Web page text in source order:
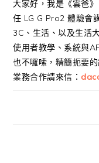
大家好，我是《雲爸
任 LG G Pro2 體驗會
3C、生活、以及生活
使用者教學、系統與
也不囉嗦，精簡扼要
業務合作請來信：